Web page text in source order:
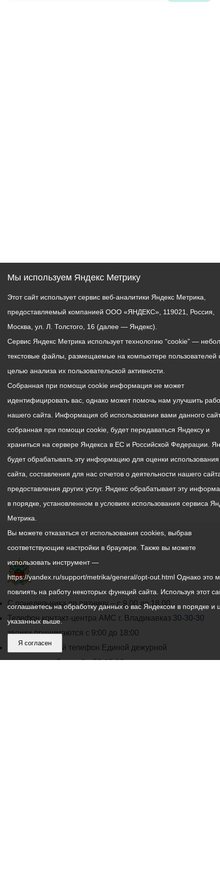
График
работы
администрации
местного
самоуправления
С понедельника по пятницу – с 9.00 до 18.00
Телефон контакт-центра АМС г. Владикавказ 30-30-30
звонки принимаются с 9:00 до 18:00
Круглосуточный телефон Единой дежурной
диспетчерской службы53-19-19
Мы используем Яндекс Метрику
Этот сайт использует сервис веб-аналитики Яндекс Метрика,
предоставляемый компанией ООО «ЯНДЕКС», 119021, Россия,
Москва, ул. Л. Толстого, 16 (далее — Яндекс).
Сервис Яндекс Метрика использует технологию “cookie” —
текстовые файлы, размещаемые на компьютере пользователей
целью анализа их пользовательской активности.
Собранная при помощи cookie информация не может
идентифицировать вас, однако может помочь нам улучшить
нашего сайта. Информация об использовании вами данного
собранная при помощи cookie, будет передаваться Яндексу и
храниться на сервере Яндекса в ЕС и Российской Федерации.
будет обрабатывать эту информацию для оценки
сайта, составления для нас отчетов о деятельности нашего
предоставления других услуг. Яндекс обрабатывает эту
в порядке, установленном в условиях использования сервиса
Метрика.
Вы можете отказаться от использования cookies, выбрав
соответствующие настройки в браузере. Также вы можете
использовать инструмент —
https://yandex.ru/support/metrika/general/opt-out.html Однако это
повлиять на работу некоторых функций сайта. Используя этот
соглашаетесь на обработку данных о вас Яндексом в порядке и
указанных выше.
Я согласен